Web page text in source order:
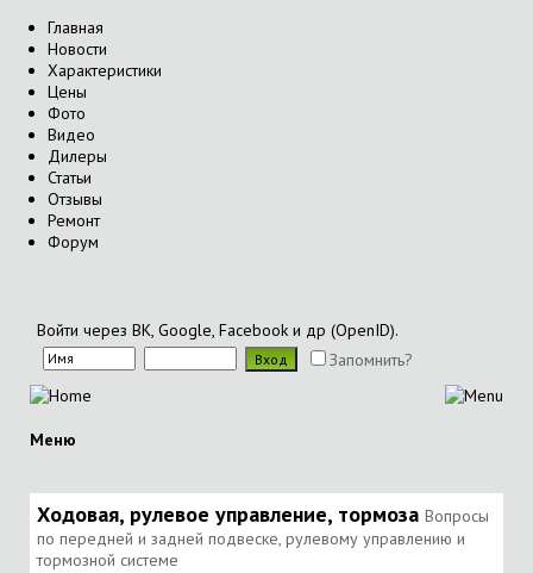
Главная
Новости
Характеристики
Цены
Фото
Видео
Дилеры
Статьи
Отзывы
Ремонт
Форум
Войти через ВК, Google, Facebook и др (OpenID).
Запомнить?
Меню
Ходовая, рулевое управление, тормоза Вопросы
по передней и задней подвеске, рулевому управлению и
тормозной системе